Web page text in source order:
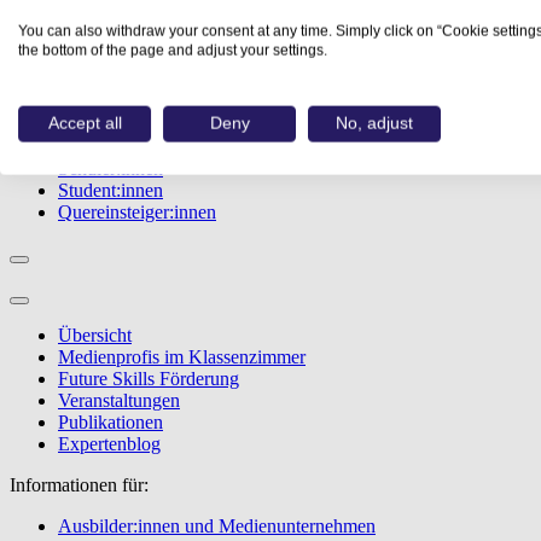
Studiengänge
Events
Berufstest
Informationen für:
Student:innen
Quereinsteiger:innen
Übersicht
Medienprofis im Klassenzimmer
Future Skills Förderung
Veranstaltungen
Publikationen
Expertenblog
Informationen für:
Ausbilder:innen und Medienunternehmen
You can also withdraw your consent at any time. Simply click on “Cookie
the bottom of the page and adjust your settings.
Accept all Deny No, adjust